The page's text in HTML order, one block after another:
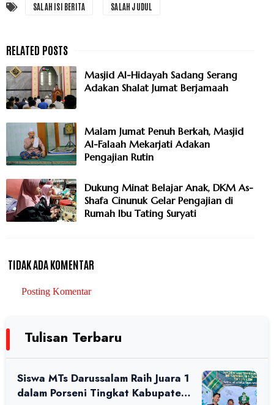
SALAH ISI BERITA SALAH JUDUL
Masjid Al-Hidayah Sadang Serang
Adakan Shalat Jumat Berjamaah
Malam Jumat Penuh Berkah, Masjid
Al-Falaah Mekarjati Adakan
Pengajian Rutin
Dukung Minat Belajar Anak, DKM As-
Shafa Cinunuk Gelar Pengajian di
Rumah Ibu Tating Suryati
TIDAK ADA KOMENTAR
Posting Komentar
Tulisan Terbaru
Siswa MTs Darussalam Raih Juara 1
dalam Porseni Tingkat Kabupaten